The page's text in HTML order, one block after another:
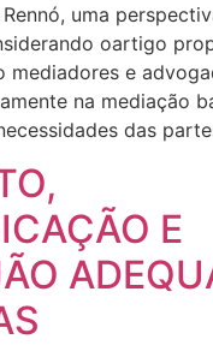
uma
oartigo
mediadores e
na mediação
das
E